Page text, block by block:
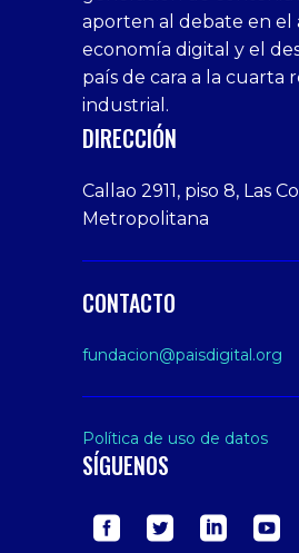
siteler
1xbet
deneme
bonusu
veren
giriş
tarafbet
giriş
veren
siteler
Cumshots
Tits
Free
Amateur
Porn
Xxx
Indian
Big
Butt
sex
From
Step
aporten al debate en el
economía digital y el
país de cara a la cuarta
industrial.
DIRECCIÓN
Callao 2911, piso 8, Las
Metropolitana
CONTACTO
fundacion@paisdigital.org
Política de uso de datos
SÍGUENOS